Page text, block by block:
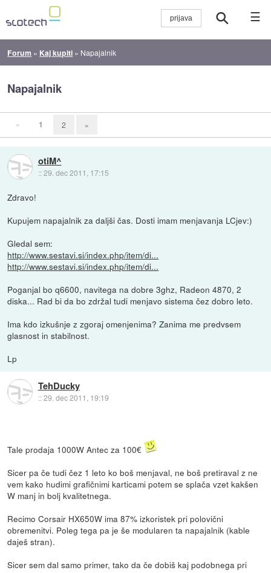
☰
Forum » Kaj kupiti » Napajalnik
Napajalnik
« 1 2 »
otiM^
::29. dec 2011, 17:15
Zdravo!
Kupujem napajalnik za daljši čas. Dosti imam menjavanja LCjev:)
Gledal sem:
http://www.sestavi.si/index.php/item/di...
http://www.sestavi.si/index.php/item/di...
Poganjal bo q6600, navitega na dobre 3ghz, Radeon 4870, 2
diska... Rad bi da bo zdržal tudi menjavo sistema čez dobro leto.
Ima kdo izkušnje z zgoraj omenjenima? Zanima me predvsem
glasnost in stabilnost.
Lp
TehDucky
::29. dec 2011, 19:19
Tale prodaja 1000W Antec za 100€
Sicer pa če tudi čez 1 leto ko boš menjaval, ne boš pretiraval z ne
vem kako hudimi grafičnimi karticami potem se splača vzet kakšen
W manj in bolj kvalitetnega.
Recimo Corsair HX650W ima 87% izkoristek pri polovični
obremenitvi. Poleg tega pa je še modularen ta napajalnik (kable
daješ stran).
Sicer sem dal samo primer, tako da če dobiš kaj podobnega pri